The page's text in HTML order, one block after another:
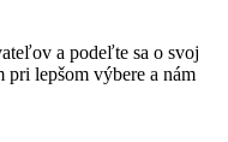
a podeľte sa o svoj
pri lepšom výbere a nám